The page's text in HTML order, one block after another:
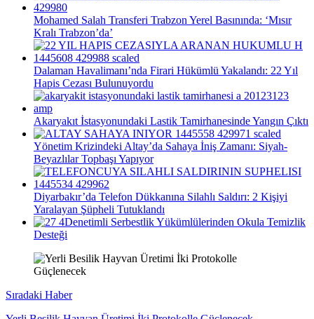
Mohamed Salah Transferi Trabzon Yerel Basınında: ‘Mısır
Kralı Trabzon’da’
Dalaman Havalimanı’nda Firari Hükümlü Yakalandı: 22 Yıl
Hapis Cezası Bulunuyordu
Akaryakıt İstasyonundaki Lastik Tamirhanesinde Yangın Çıktı
Yönetim Krizindeki Altay’da Sahaya İniş Zamanı: Siyah-
Beyazlılar Topbaşı Yapıyor
Diyarbakır’da Telefon Dükkanına Silahlı Saldırı: 2 Kişiyi
Yaralayan Şüpheli Tutuklandı
Denetimli Serbestlik Yükümlülerinden Okula Temizlik
Desteği
Sıradaki Haber